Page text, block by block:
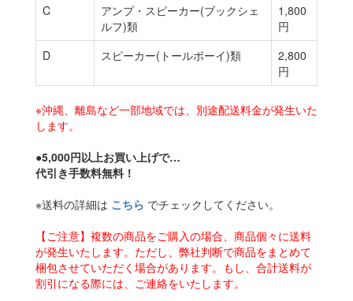
C
アンプ・スピーカー(ブックシェ
ルフ)類
1,800
円
D
スピーカー(トールボーイ)類
2,800
円
※沖縄、離島など一部地域では、別途配送料金が発生いた
します。
●5,000円以上お買い上げで…
代引き手数料無料！
※送料の詳細は こちら でチェックしてください。
【ご注意】複数の商品をご購入の場合、商品個々に送料
が発生いたします。ただし、弊社判断で商品をまとめて
梱包させていただく場合があります。もし、合計送料が
割引になる際には、ご連絡をいたします。